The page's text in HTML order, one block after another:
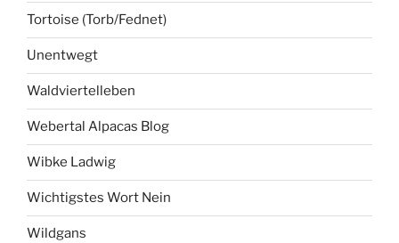
Tortoise (Torb/Fednet)
Unentwegt
Waldviertelleben
Webertal Alpacas Blog
Wibke Ladwig
Wichtigstes Wort Nein
Wildgans